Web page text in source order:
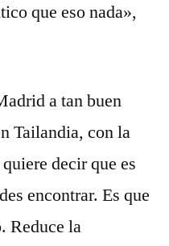
que eso nada»,
a tan buen
Tailandia, con la
decir que es
encontrar. Es que
Reduce la